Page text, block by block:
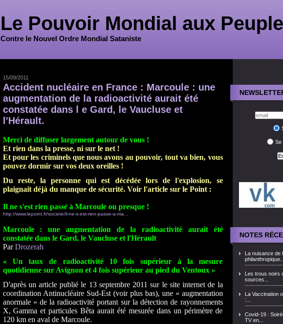
Le Pouvoir Mondial aux
Contre le Nouvel Ordre Mondial Sataniste
Se
NOTES
La nuisance de
philanthropique...
Les trous noirs
sources...
La Vaccination
:...
Covid-19 :
TV en...
15/09/2011
Accident nucléaire en France : Marcoule : une
augmentation de la radioactivité aurait été
constatée dans l e Gard, le Vaucluse et
l'Hérault.
Merci de diffuser largement autour de vous !
Et rien dans la presse, ni sur le net !
Et pour les criminels que nous avons au pouvoir, tout va bien, vous
pouvez dormir sur vos deux oreilles !
Du reste, la personne qui est décédée lors de l'explosion, se
plaignait déjà du manque de sécurité.Voir l'article sur le Point :
Il ne s'est rien passé à Marcoule ou presque !
http://www.lepoint.fr/societe/il-ne-s-est-rien-passe-a-ma...
Marcoule : une augmentation de la radioactivité aurait été
constatée dans le Gard, le Vaucluse et l'Hérault
ParDrozerah
« Un taux de radioactivité 10 fois supérieur à la mesure
quotidienne sur Avignon et 4 fois supérieur au pied du Ventoux »
D'après un article publié le 13 septembre 2011 sur le site internet de la
coordination Antinucléaire Sud-Est (voir plus bas), une « augmentation
anormale » de la radioactivité portant sur la détection de rayonnements
X, Gamma et particules Bêta aurait été mesurée dans un périmètre de
120 km en aval de Marcoule.